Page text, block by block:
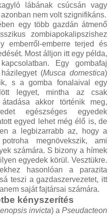
lábának csúcsán vagy
nem volt szignifikáns.
egy több gazdán átmenő
zombiapokalipszishez
emberről-emberre terjed és
Most álljon itt egy példa,
Egy gombafaj
(Musca domestica)
s a gomba fonalaival egy
legyet, mintha az csak
akkor történik meg,
egészséges egyedek
egyed lehet még élő is, de
a legbizarrabb az, hogy a
megnövekszik, ami
számára. S bizony a hímek
egyedek körül. Vesztükre.
hasonlóan a parazita
teszi a gazdaszervezetet, itt
saját fajtársai számára.
kényszerítés
invicta) aPseudacteon